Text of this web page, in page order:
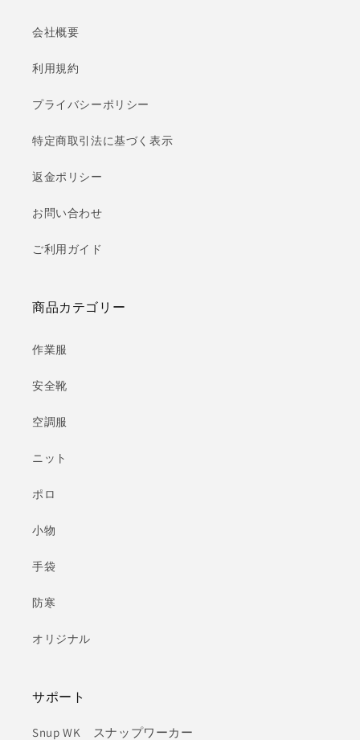
会社概要
利用規約
プライバシーポリシー
特定商取引法に基づく表示
返金ポリシー
お問い合わせ
ご利用ガイド
商品カテゴリー
作業服
安全靴
空調服
ニット
ポロ
小物
手袋
防寒
オリジナル
サポート
Snup WK スナップワーカー